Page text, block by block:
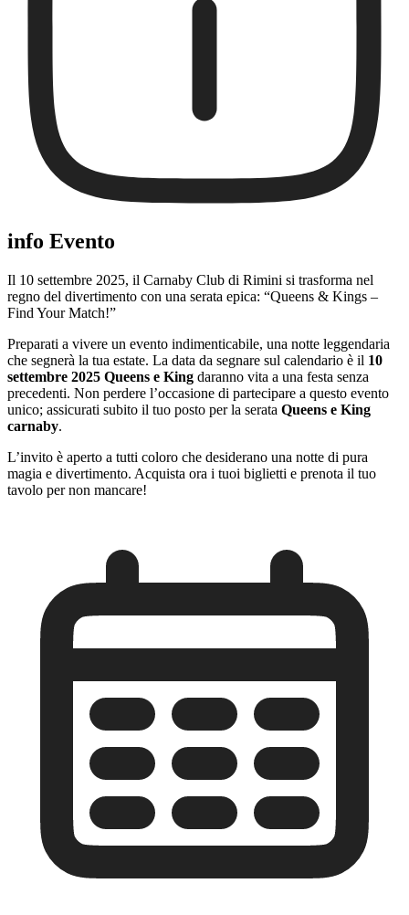
info Evento
Il 10 settembre 2025, il Carnaby Club di Rimini si trasforma nel
regno del divertimento con una serata epica: “Queens & Kings –
Find Your Match!”
Preparati a vivere un evento indimenticabile, una notte leggendaria
che segnerà la tua estate. La data da segnare sul calendario è il 10
settembre 2025 Queens e King daranno vita a una festa senza
precedenti. Non perdere l’occasione di partecipare a questo evento
unico; assicurati subito il tuo posto per la serata Queens e King
carnaby.
L’invito è aperto a tutti coloro che desiderano una notte di pura
magia e divertimento. Acquista ora i tuoi biglietti e prenota il tuo
tavolo per non mancare!